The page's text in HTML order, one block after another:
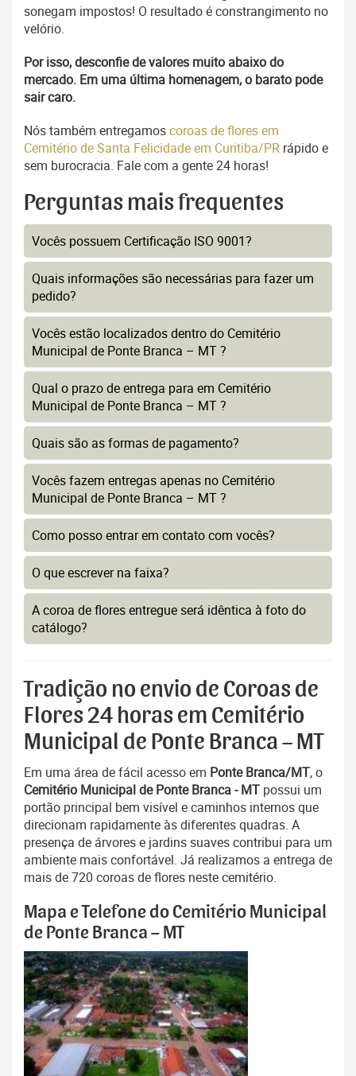
sonegam impostos! O resultado é constrangimento no
velório.
Por isso, desconfie de valores muito abaixo do
mercado. Em uma última homenagem, o barato pode
sair caro.
Nós também entregamoscoroas de flores em
Cemitério de Santa Felicidade em Curitiba/PR rápido e
sem burocracia. Fale com a gente 24 horas!
Perguntas mais frequentes
Vocês possuem Certificação ISO 9001?
Quais informações são necessárias para fazer um
pedido?
Vocês estão localizados dentro do Cemitério
Municipal de Ponte Branca – MT ?
Qual o prazo de entrega para em Cemitério
Municipal de Ponte Branca – MT ?
Quais são as formas de pagamento?
Vocês fazem entregas apenas no Cemitério
Municipal de Ponte Branca – MT ?
Como posso entrar em contato com vocês?
O que escrever na faixa?
A coroa de flores entregue será idêntica à foto do
catálogo?
Tradição no envio de Coroas de
Flores 24 horas em Cemitério
Municipal de Ponte Branca – MT
Em uma área de fácil acesso em Ponte Branca/MT, o
Cemitério Municipal de Ponte Branca - MT possui um
portão principal bem visível e caminhos internos que
direcionam rapidamente às diferentes quadras. A
presença de árvores e jardins suaves contribui para um
ambiente mais confortável. Já realizamos a entrega de
mais de 720 coroas de flores neste cemitério.
Mapa e Telefone do Cemitério Municipal
de Ponte Branca – MT